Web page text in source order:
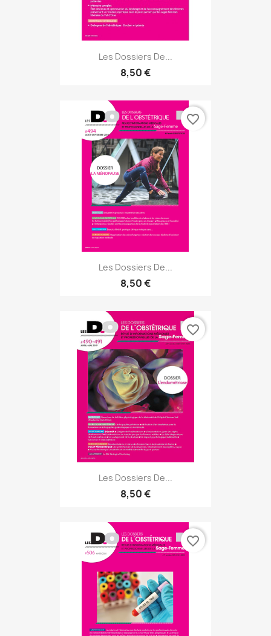
Les Dossiers De...
8,50 €
Les Dossiers De...
8,50 €
favorite_border
Les Dossiers De...
8,50 €
favorite_border
favorite_border